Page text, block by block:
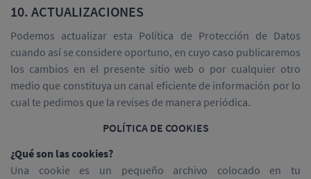
10. ACTUALIZACIONES
Podemos actualizar esta Política de Protección de Datos
cuando así se considere oportuno, en cuyo caso publicaremos
los cambios en el presente sitio web o por cualquier otro
medio que constituya un canal eficiente de información por lo
cual te pedimos que la revises de manera periódica.
POLÍTICA DE COOKIES
¿Qué son las cookies?
Una cookie es un pequeño archivo colocado en tu